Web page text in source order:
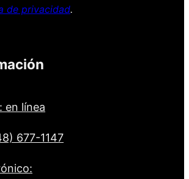
de privacidad.
en línea
677-1147